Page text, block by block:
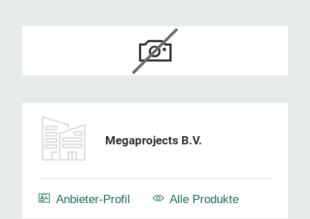
Megaprojects B.V.
Anbieter-Profil Alle Produkte